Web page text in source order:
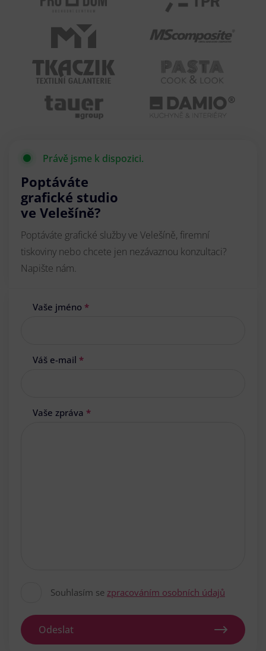
Právě jsme k dispozici.
Poptáváte
grafické studio
ve Velešíně?
Poptáváte grafické služby ve Velešíně, firemní
tiskoviny nebo chcete jen nezávaznou konzultaci?
Napište nám.
Vaše jméno *
Váš e-mail *
Vaše zpráva *
Souhlasím se zpracováním osobních údajů
Odeslat